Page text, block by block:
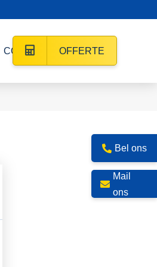
CONTACT OFFERTE
Bel ons
Mail
ons